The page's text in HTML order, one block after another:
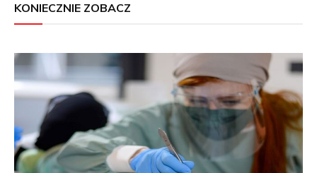
KONIECZNIE ZOBACZ